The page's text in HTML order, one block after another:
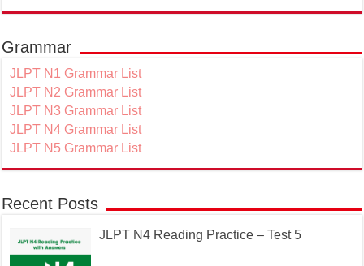
Grammar
JLPT N1 Grammar List
JLPT N2 Grammar List
JLPT N3 Grammar List
JLPT N4 Grammar List
JLPT N5 Grammar List
Recent Posts
JLPT N4 Reading Practice – Test 5